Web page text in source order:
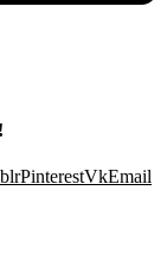
PinterestVkEmail